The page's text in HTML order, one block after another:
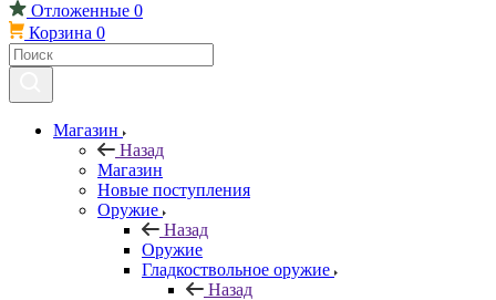
Отложенные 0
Корзина 0
Магазин
Назад
Магазин
Новые поступления
Оружие
Назад
Оружие
Гладкоствольное оружие
Назад